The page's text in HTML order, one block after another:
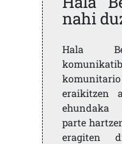
nahi
Hala
eraikitzen
ehundaka
parte
eragiten